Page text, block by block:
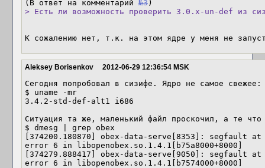
(В ответ на комментарий №3
> Есть ли возможность проверить 3.0.x-un-def из
К сожалению нет, т.к. на этом ядре у меня не
Aleksey Borisenkov 2012-06-29 12:36:54 MSK
Сегодня попробовал в сизифе. Ядро не самое свежее:
$ uname -mr
3.4.2-std-def-alt1 i686
Ситуация та же, маленький файл проскочил, а те что
$ dmesg | grep obex
[374200.180870] obex-data-serve[8353]: segfault
error 6 in libopenobex.so.1.4.1[b75a8000+8000]
[374279.888417] obex-data-serve[9050]: segfault
error 6 in libopenobex.so.1.4.1[b7574000+8000]